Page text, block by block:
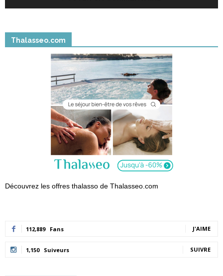
Thalasseo.com
Découvrez les offres thalasso de Thalasseo.com
112,889 Fans J'AIME
1,150 Suiveurs SUIVRE